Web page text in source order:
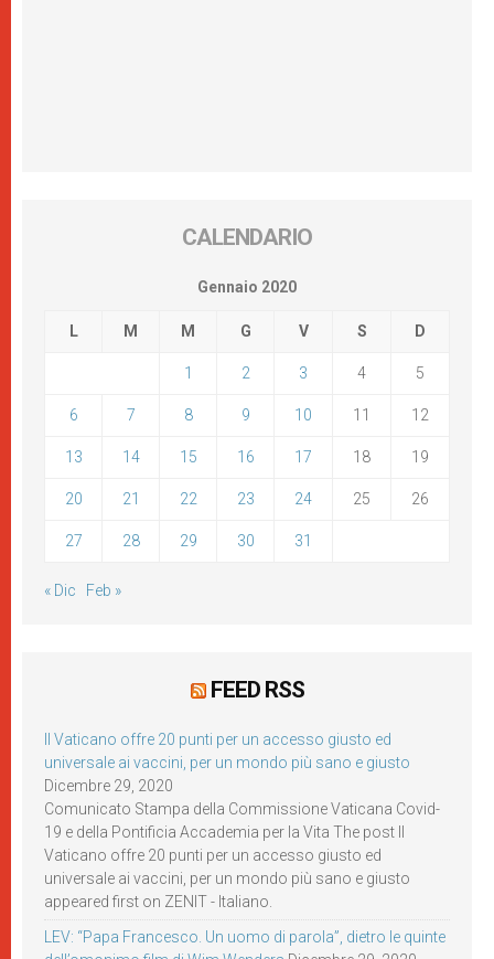
CALENDARIO
Gennaio 2020
L M M G V S D
1 2 3 4 5
6 7 8 9 10 11 12
13 14 15 16 17 18 19
20 21 22 23 24 25 26
27 28 29 30 31
« Dic Feb »
FEED RSS
Il Vaticano offre 20 punti per un accesso giusto ed
universale ai vaccini, per un mondo più sano e giusto
Dicembre 29, 2020
Comunicato Stampa della Commissione Vaticana Covid-
19 e della Pontificia Accademia per la Vita The post Il
Vaticano offre 20 punti per un accesso giusto ed
universale ai vaccini, per un mondo più sano e giusto
appeared first on ZENIT - Italiano.
LEV: “Papa Francesco. Un uomo di parola”, dietro le quinte